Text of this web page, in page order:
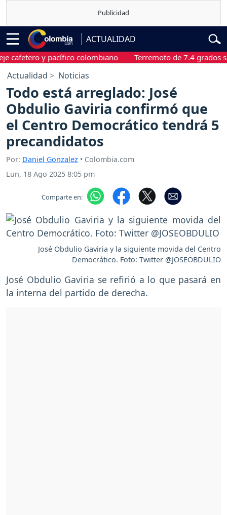
ACTUALIDAD
y pacífico colombiano Terremoto de 7.4 grados
Actualidad Noticias
Todo está arreglado: José
Obdulio Gaviria confirmó que
el Centro Democrático tendrá 5
precandidatos
Por: Daniel Gonzalez • Colombia.com
Lun, 18 Ago 2025 8:05 pm
Comparte en:
José Obdulio Gaviria y la siguiente movida del Centro
Democrático. Foto: Twitter @JOSEOBDULIO
José Obdulio Gaviria se refirió a lo que pasará en
la interna del partido de derecha.